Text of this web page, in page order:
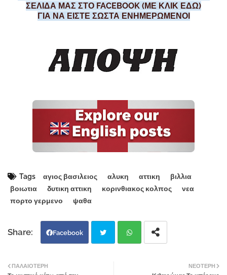
ΣΕΛΙΔΑ ΜΑΣ ΣΤΟ FACEBOOK (ΜΕ ΚΛΙΚ ΕΔΩ)
ΓΙΑ ΝΑ ΕΙΣΤΕ ΣΩΣΤΑ ΕΝΗΜΕΡΩΜΕΝΟΙ
Tags αγιος βασιλειος αλυκη αττικη
βιλλια
βοιωτια
δυτικη αττικη κορινθιακος κολπος
νεα
πορτο γερμενο
ψαθα
Facebook
ΝΕΌΤΕΡΗ
ΠΑΛΑΙΌΤΕΡΗ